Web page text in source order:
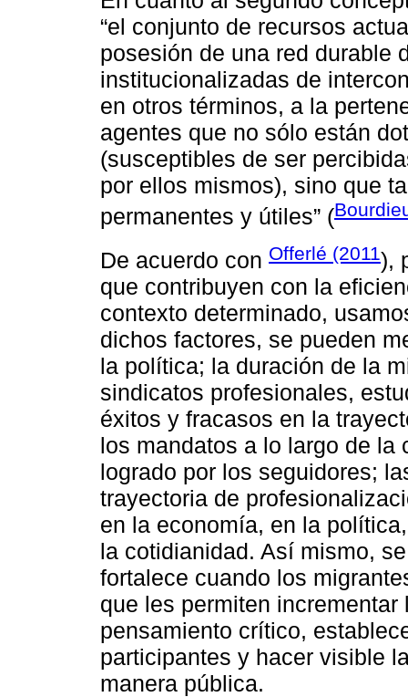
“el conjunto de recursos
posesión de una red durable
institucionalizadas de
en otros términos, a la
agentes que no sólo están
(susceptibles de ser
por ellos mismos), sino que
permanentes y útiles” (
De acuerdo con Offerlé (2011),
que contribuyen con la
contexto determinado,
dichos factores, se pueden
la política; la duración de la
sindicatos profesionales,
éxitos y fracasos en la
los mandatos a lo largo de la
logrado por los seguidores;
trayectoria de
en la economía, en la
la cotidianidad. Así mismo,
fortalece cuando los
que les permiten
pensamiento crítico,
participantes y hacer visible
manera pública.